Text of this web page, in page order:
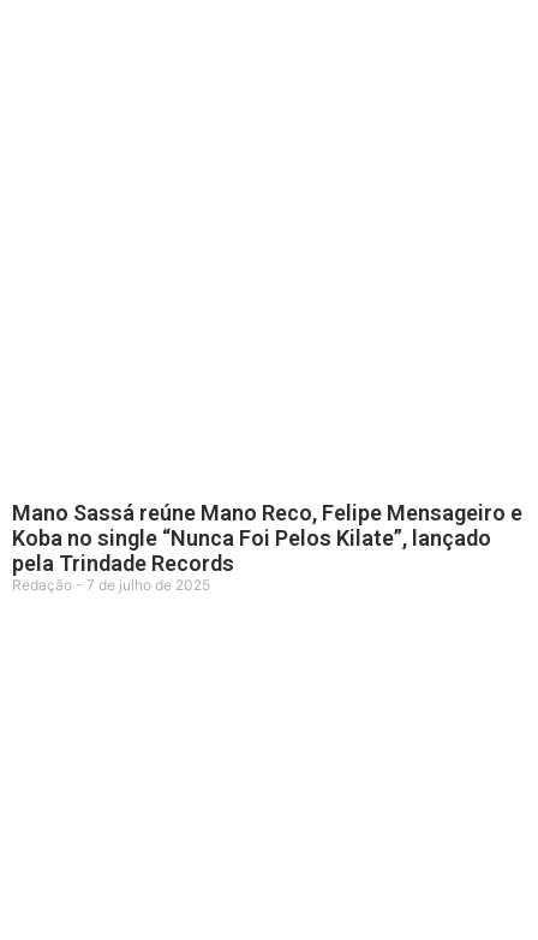
Mano Sassá reúne Mano Reco, Felipe Mensageiro e
Koba no single “Nunca Foi Pelos Kilate”, lançado
pela Trindade Records
Redação 7 de julho de 2025